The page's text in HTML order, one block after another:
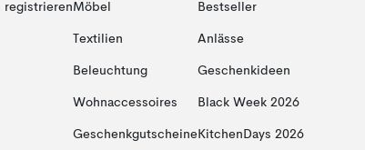
registrierenMöbel
Textilien
Beleuchtung
Wohnaccessoires
Geschenkgutscheine
Bestseller
Anlässe
Geschenkideen
Black Week 2026
KitchenDays 2026